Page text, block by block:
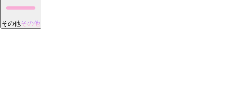
その他その他